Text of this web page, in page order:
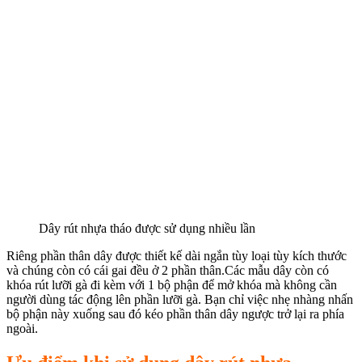
Dây rút nhựa tháo được sử dụng nhiều lần
Riêng phần thân dây được thiết kế dài ngắn tùy loại tùy kích thước
và chúng còn có cái gai đều ở 2 phần thân.Các mẫu dây còn có
khóa rút lưỡi gà đi kèm với 1 bộ phận để mở khóa mà không cần
người dùng tác động lên phần lưỡi gà. Bạn chỉ việc nhẹ nhàng nhấn
bộ phận này xuống sau đó kéo phần thân dây ngược trở lại ra phía
ngoài.